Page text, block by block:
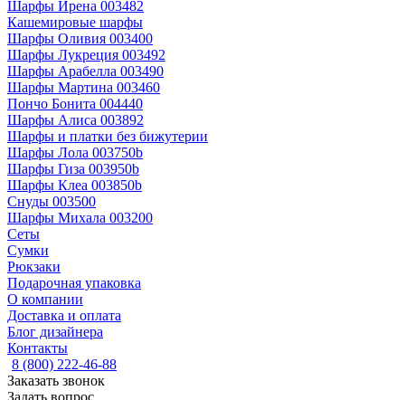
Шарфы Ирена 003482
Кашемировые шарфы
Шарфы Оливия 003400
Шарфы Лукреция 003492
Шарфы Арабелла 003490
Шарфы Мартина 003460
Пончо Бонита 004440
Шарфы Алиса 003892
Шарфы и платки без бижутерии
Шарфы Лола 003750b
Шарфы Гиза 003950b
Шарфы Клеа 003850b
Снуды 003500
Шарфы Михала 003200
Сеты
Сумки
Рюкзаки
Подарочная упаковка
О компании
Доставка и оплата
Блог дизайнера
Контакты
8 (800) 222-46-88
Заказать звонок
Задать вопрос